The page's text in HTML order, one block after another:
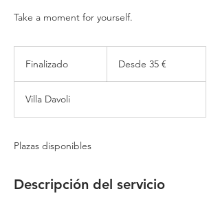
Take a moment for yourself.
Finalizado
a
l
z
o
eurosDesde 35 €
Villa Davoli
Plazas disponibles
Descripción del servicio